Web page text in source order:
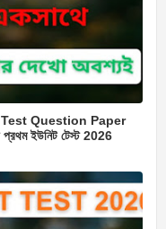
Question Paper
ইউনিট টেস্ট 2026